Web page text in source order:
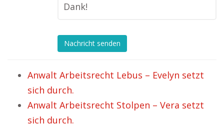
Dank!
Nachricht senden
Anwalt Arbeitsrecht Lebus – Evelyn setzt
sich durch.
Anwalt Arbeitsrecht Stolpen – Vera setzt
sich durch.